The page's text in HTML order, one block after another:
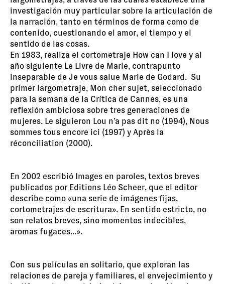
investigación muy particular sobre la articulación de
la narración, tanto en términos de forma como de
contenido, cuestionando el amor, el tiempo y el
sentido de las cosas.
En 1983, realiza el cortometraje How can I love y al
año siguiente Le Livre de Marie, contrapunto
inseparable de Je vous salue Marie de Godard. Su
primer largometraje, Mon cher sujet, seleccionado
para la semana de la Crítica de Cannes, es una
reflexión ambiciosa sobre tres generaciones de
mujeres. Le siguieron Lou n’a pas dit no (1994), Nous
sommes tous encore ici (1997) y Après la
réconciliation (2000).
En 2002 escribió Images en paroles, textos breves
publicados por Editions Léo Scheer, que el editor
describe como «una serie de imágenes fijas,
cortometrajes de escritura». En sentido estricto, no
son relatos breves, sino momentos indecibles,
aromas fugaces...».
Con sus películas en solitario, que exploran las
relaciones de pareja y familiares, el envejecimiento y